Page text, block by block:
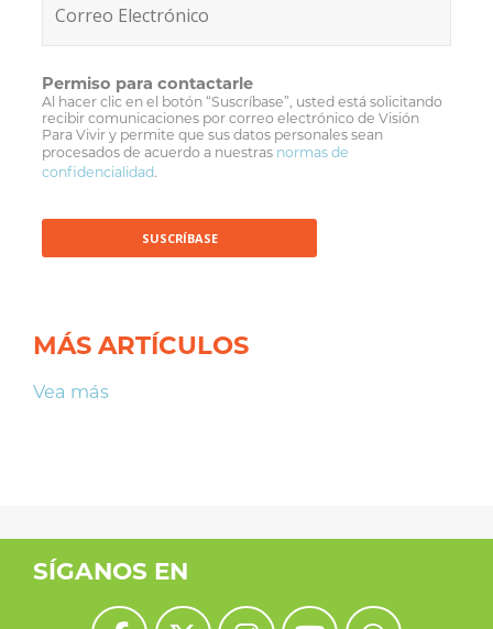
Permiso para contactarle
Al hacer clic en el botón “Suscríbase”, usted está solicitando
recibir comunicaciones por correo electrónico de Visión
Para Vivir y permite que sus datos personales sean
procesados de acuerdo a nuestras normas de
confidencialidad.
MÁS ARTÍCULOS
Vea más
SÍGANOS EN